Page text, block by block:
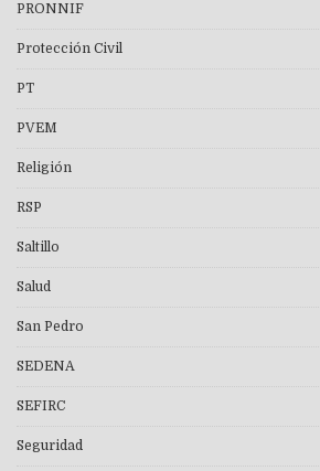
PRONNIF
Protección Civil
PT
PVEM
Religión
RSP
Saltillo
Salud
San Pedro
SEDENA
SEFIRC
Seguridad